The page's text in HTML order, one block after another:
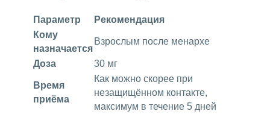
Параметр
Рекомендация
Кому
назначается
Взрослым после менархе
Доза 30 мг
Время
приёма
Как можно скорее при
незащищённом контакте,
максимум в течение 5 дней